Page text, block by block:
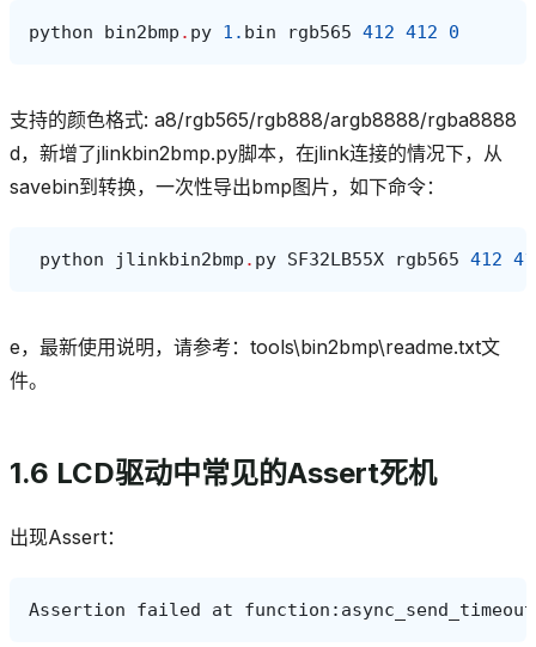
python bin2bmp . py 1. bin rgb565 412 412 0
支持的颜色格式: a8/rgb565/rgb888/argb8888/rgba8888
d，新增了jlinkbin2bmp.py脚本，在jlink连接的情况下，从
savebin到转换，一次性导出bmp图片，如下命令：
python jlinkbin2bmp . py SF32LB55X rgb565 412
e，最新使用说明，请参考：tools\bin2bmp\readme.txt文
件。
1.6 LCD驱动中常见的Assert死机
出现Assert：
Assertion failed at function :